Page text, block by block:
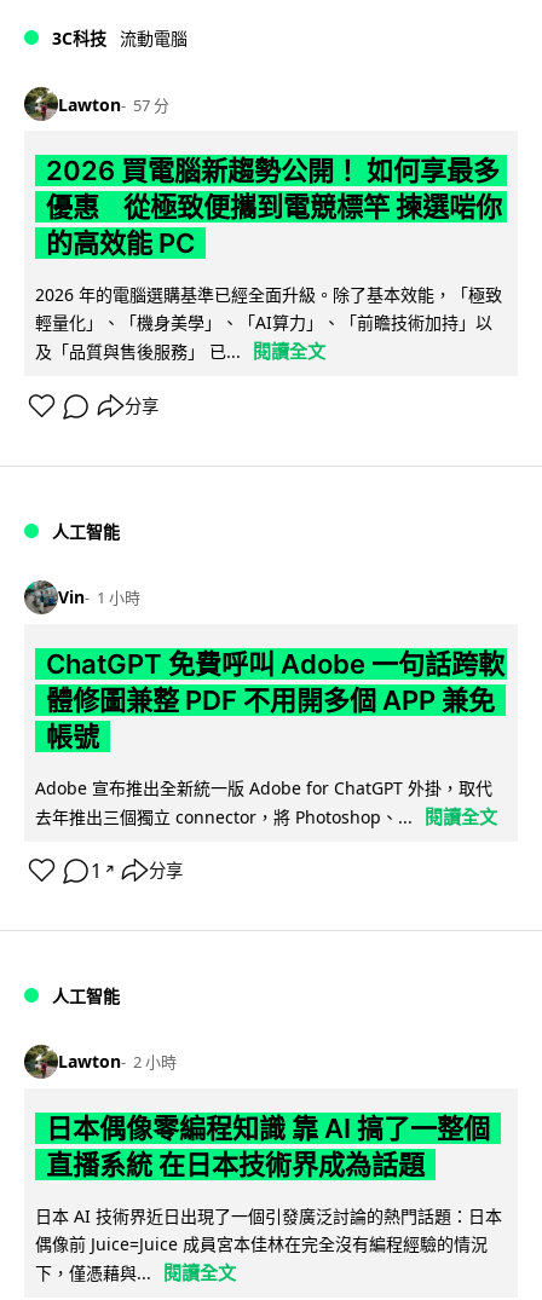
3C科技 流動電腦
Lawton 57 分
2026 買電腦新趨勢公開！ 如何享最多
優惠 從極致便攜到電競標竿 揀選啱你
的高效能 PC
2026 年的電腦選購基準已經全面升級。除了基本效能，「極致
輕量化」、「機身美學」、「AI算力」、「前瞻技術加持」以
及「品質與售後服務」 已...
閱讀全文
分享
人工智能
Vin 1 小時
ChatGPT 免費呼叫 Adobe 一句話跨軟
體修圖兼整 PDF 不用開多個 APP 兼免
帳號
Adobe 宣布推出全新統一版 Adobe for ChatGPT 外掛，取代
去年推出三個獨立 connector，將 Photoshop、...
閱讀全文
1 ↗ 分享
人工智能
Lawton 2 小時
日本偶像零編程知識 靠 AI 搞了一整個
直播系統 在日本技術界成為話題
日本 AI 技術界近日出現了一個引發廣泛討論的熱門話題：日本
偶像前 Juice=Juice 成員宮本佳林在完全沒有編程經驗的情況
下，僅憑藉與...
閱讀全文